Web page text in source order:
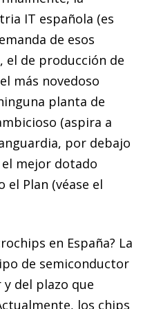
IT española (es
de esos
el de producción de
más novedoso
planta de
(aspira a
por debajo
mejor dotado
Plan (véase el
en España? La
de semiconductor
del plazo que
los chips